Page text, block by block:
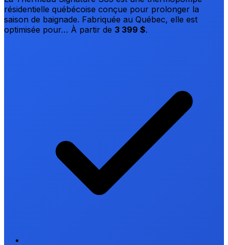
résidentielle québécoise conçue pour prolonger la
saison de baignade. Fabriquée au Québec, elle est
optimisée pour… À partir de 3 399 $.